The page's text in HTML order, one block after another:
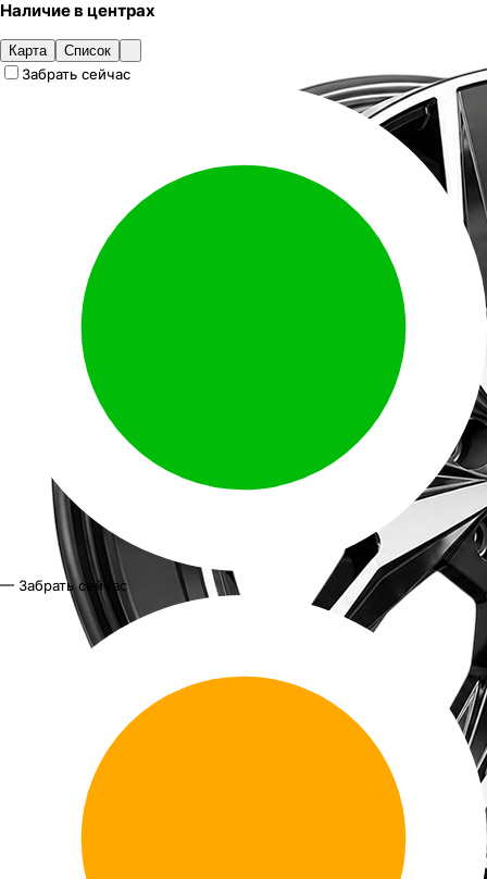
Наличиев центрах
Карта Список
Забрать сейчас
— Забрать сейчас